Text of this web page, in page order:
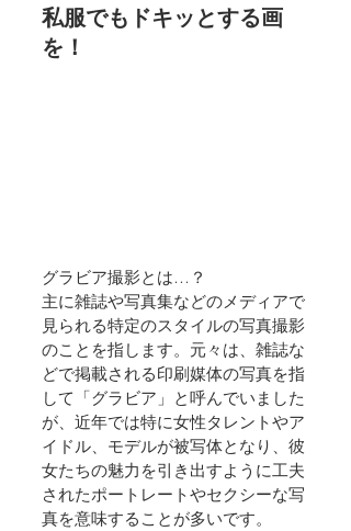
私服でもドキッとする画
を！
グラビア撮影とは…？
主に雑誌や写真集などのメディアで
見られる特定のスタイルの写真撮影
のことを指します。元々は、雑誌な
どで掲載される印刷媒体の写真を指
して「グラビア」と呼んでいました
が、近年では特に女性タレントやア
イドル、モデルが被写体となり、彼
女たちの魅力を引き出すように工夫
されたポートレートやセクシーな写
真を意味することが多いです。